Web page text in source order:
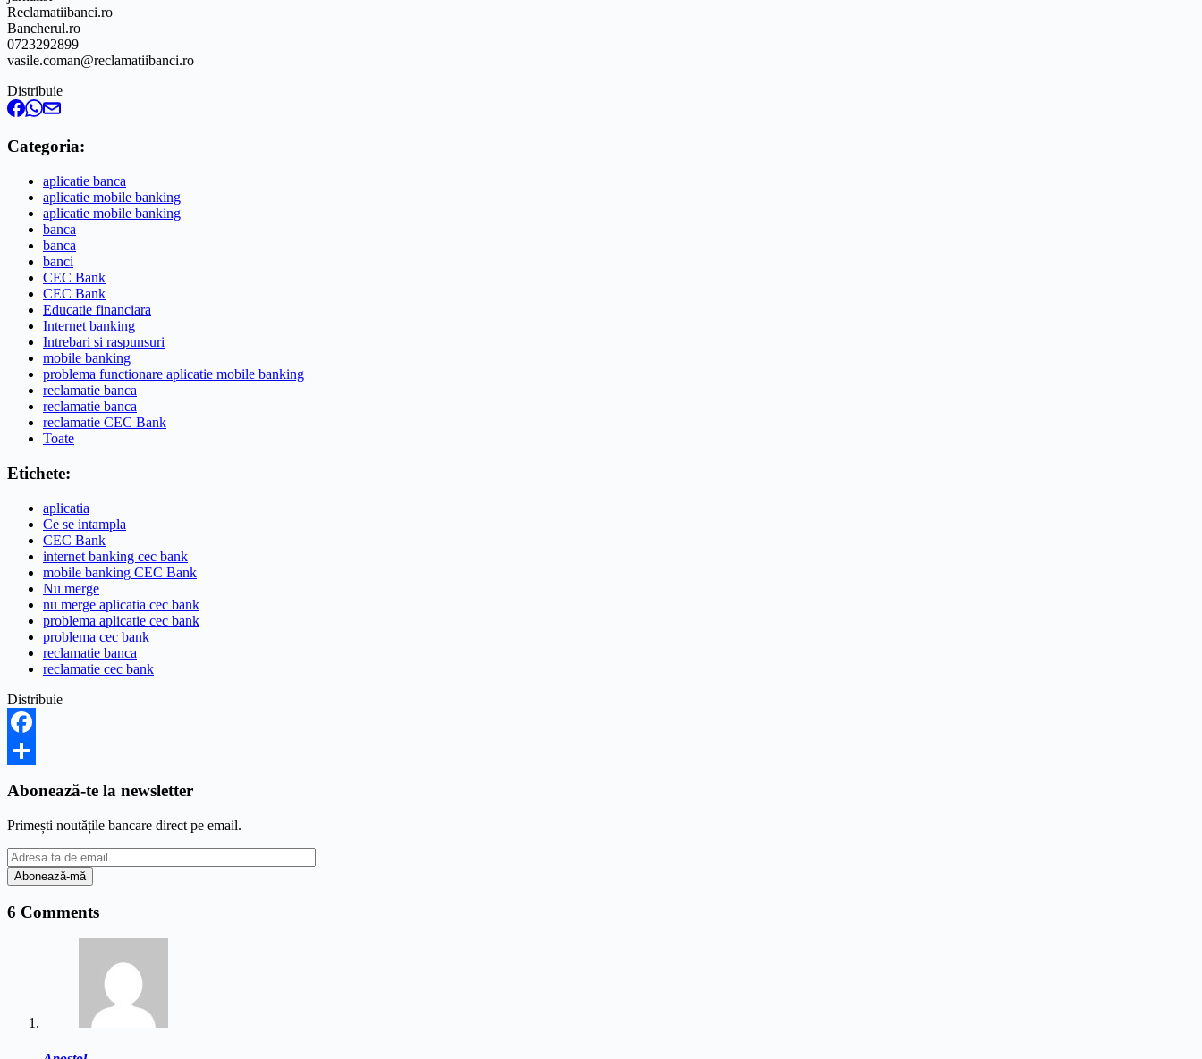
Reclamatiibanci.ro
Bancherul.ro
0723292899
vasile.coman@reclamatiibanci.ro
Distribuie
Categoria:
aplicatie banca
aplicatie mobile banking
aplicatie mobile banking
banca
banca
banci
CEC Bank
CEC Bank
Educatie financiara
Internet banking
Intrebari si raspunsuri
mobile banking
problema functionare aplicatie mobile banking
reclamatie banca
reclamatie banca
reclamatie CEC Bank
Toate
Etichete:
aplicatia
Ce se intampla
CEC Bank
internet banking cec bank
mobile banking CEC Bank
Nu merge
nu merge aplicatia cec bank
problema aplicatie cec bank
problema cec bank
reclamatie banca
reclamatie cec bank
Distribuie
Facebook
Abonează-te la newsletter
Primești noutățile bancare direct pe email.
6 Comments